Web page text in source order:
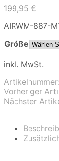
199,95 €
AIRWM-887-
Größe
inkl. MwSt.
Artikelnummer:
Vorheriger
Nächster